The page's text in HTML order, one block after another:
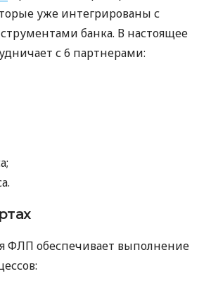
уже интегрированы с
банка. В настоящее
с 6 партнерами:
ФЛП обеспечивает выполнение